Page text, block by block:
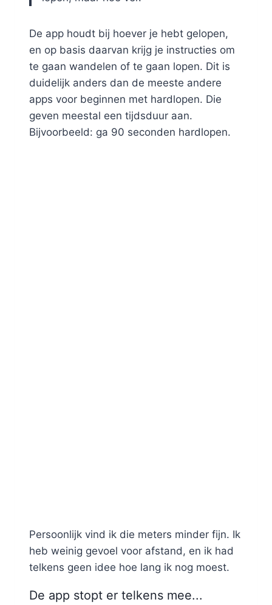
De app houdt bij hoever je hebt gelopen,
en op basis daarvan krijg je instructies om
te gaan wandelen of te gaan lopen. Dit is
duidelijk anders dan de meeste andere
apps voor beginnen met hardlopen. Die
geven meestal een tijdsduur aan.
Bijvoorbeeld: ga 90 seconden hardlopen.
Persoonlijk vind ik die meters minder fijn. Ik
heb weinig gevoel voor afstand, en ik had
telkens geen idee hoe lang ik nog moest.
De app stopt er telkens mee...